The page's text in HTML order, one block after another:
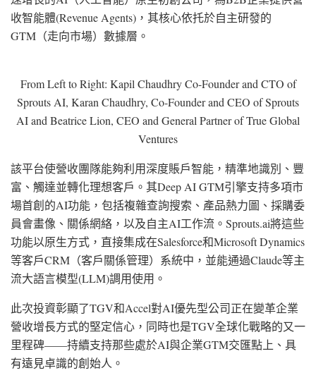
收智能體(Revenue Agents)，其核心依托於自主研發的
GTM（走向市場）數據層。
From Left to Right: Kapil Chaudhry Co-Founder and CTO of
Sprouts AI, Karan Chaudhry, Co-Founder and CEO of Sprouts
AI and Beatrice Lion, CEO and General Partner of True Global
Ventures
該平台使營收團隊能夠利用深度賬戶智能，精準地識別、豐
富、觸達並轉化理想客戶。其Deep AI GTM引擎支持多項市
場首創的AI功能，包括複雜查詢搜索、產品熱力圖、採購委
員會畫像、關係網絡，以及自主AI工作流。Sprouts.ai將這些
功能以原生方式，直接集成在Salesforce和Microsoft Dynamics
等客戶CRM（客戶關係管理）系統中，並能通過Claude等主
流大語言模型(LLM)調用使用。
此次投資彰顯了TGV和Accel對AI優先型公司正在變革企業
營收增長方式的堅定信心，同時也是TGV全球化戰略的又一
里程碑——持續支持那些處於AI與企業GTM交匯點上、具
有遠見卓識的創始人。